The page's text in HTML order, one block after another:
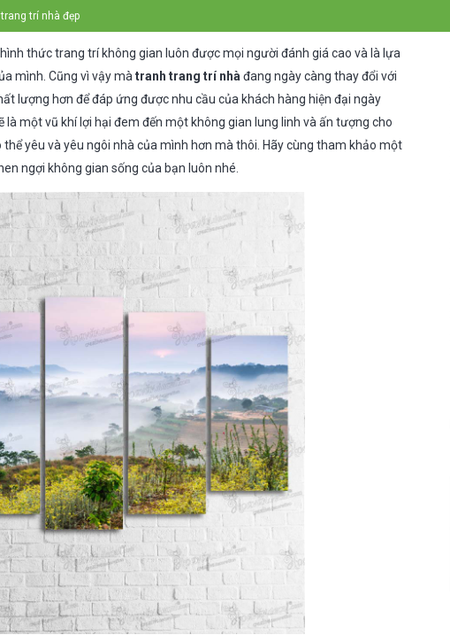
trí nhà đẹp
thức trang trí không gian luôn được mọi người đánh giá cao và là lựa
mình. Cũng vì vậy mà tranh trang trí nhà đang ngày càng thay đổi với
lượng hơn để đáp ứng được nhu cầu của khách hàng hiện đại ngày
một vũ khí lợi hại đem đến một không gian lung linh và ấn tượng cho
yêu và yêu ngôi nhà của mình hơn mà thôi. Hãy cùng tham khảo một
ngợi không gian sống của bạn luôn nhé.